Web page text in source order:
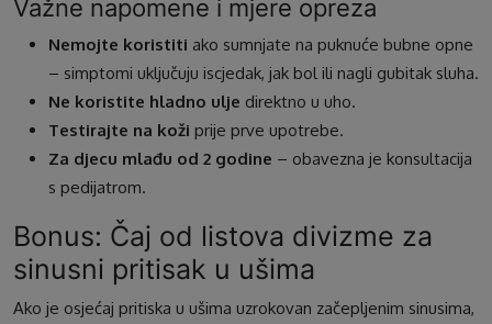
Važne napomene i mjere opreza
Nemojte koristiti ako sumnjate na puknuće bubne opne
– simptomi uključuju iscjedak, jak bol ili nagli gubitak sluha.
Ne koristite hladno ulje direktno u uho.
Testirajte na koži prije prve upotrebe.
Za djecu mlađu od 2 godine – obavezna je konsultacija
s pedijatrom.
Bonus: Čaj od listova divizme za
sinusni pritisak u ušima
Ako je osjećaj pritiska u ušima uzrokovan začepljenim sinusima,